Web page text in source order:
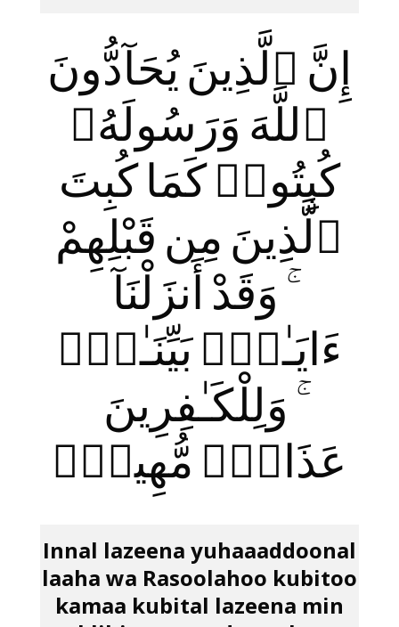
إِنَّ ٱلَّذِينَ يُحَآدُّونَ
ٱللَّهَ وَرَسُولَهُۥ
كُبِتُوا۟ كَمَا كُبِتَ
ٱلَّذِينَ مِن قَبْلِهِمْ
ۚ وَقَدْ أَنزَلْنَآ
ءَايَـٰتٍۭ بَيِّنَـٰتٍۢ
ۚ وَلِلْكَـٰفِرِينَ
عَذَابٌۭ مُّهِينٌۭ
Innal lazeena yuhaaaddoonal
laaha wa Rasoolahoo kubitoo
kamaa kubital lazeena min